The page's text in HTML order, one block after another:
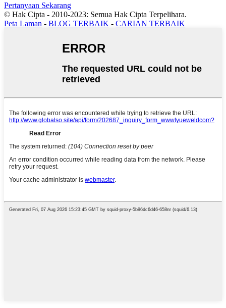
Pertanyaan Sekarang
© Hak Cipta - 2010-2023: Semua Hak Cipta Terpelihara.
Peta Laman - BLOG TERBAIK - CARIAN TERBAIK